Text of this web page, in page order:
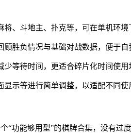
、斗地主、扑克等，可在单机环境
胜负情况与基础对战数据，便于自
等待时间，更适合碎片化时间使用
示等进行简单调整，以适配不同使
“功能够用型”的棋牌合集，没有